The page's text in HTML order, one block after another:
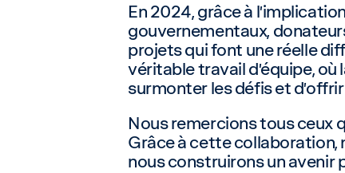
En 2024, grâce à
gouvernementaux,
projets qui font une réelle
véritable travail d’équipe,
surmonter les défis et
Nous remercions tous ceux
Grâce à cette collaboration,
nous construirons un avenir